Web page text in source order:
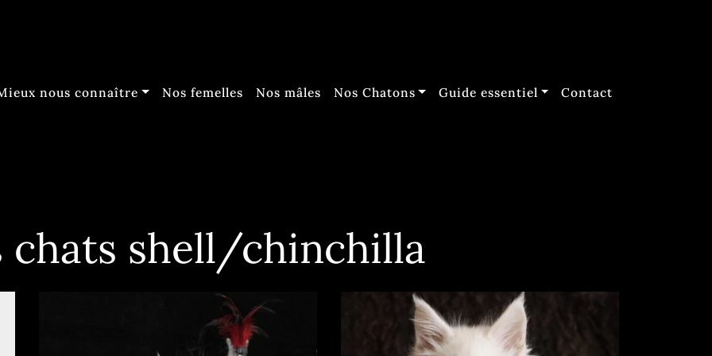
nous connaître Nos femelles Nos mâles Nos Chatons Guide essentiel Contact
chats shell/chinchilla